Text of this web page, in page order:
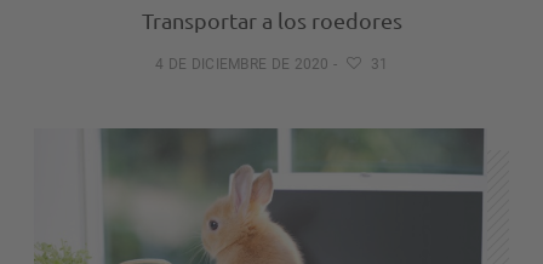
Transportar a los roedores
4 DE DICIEMBRE DE 2020 - 31